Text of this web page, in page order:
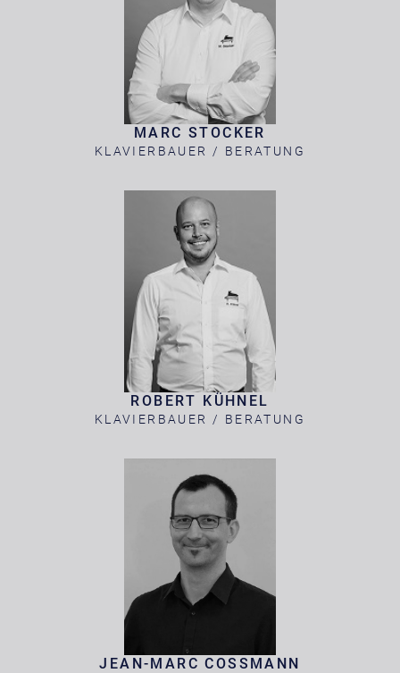
MARC STOCKER
KLAVIERBAUER / BERATUNG
ROBERT KÜHNEL
KLAVIERBAUER / BERATUNG
JEAN-MARC COSSMANN